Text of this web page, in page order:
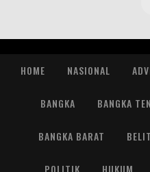
HOME NASIONAL
BANGKA BANGKA
BANGKA BARAT